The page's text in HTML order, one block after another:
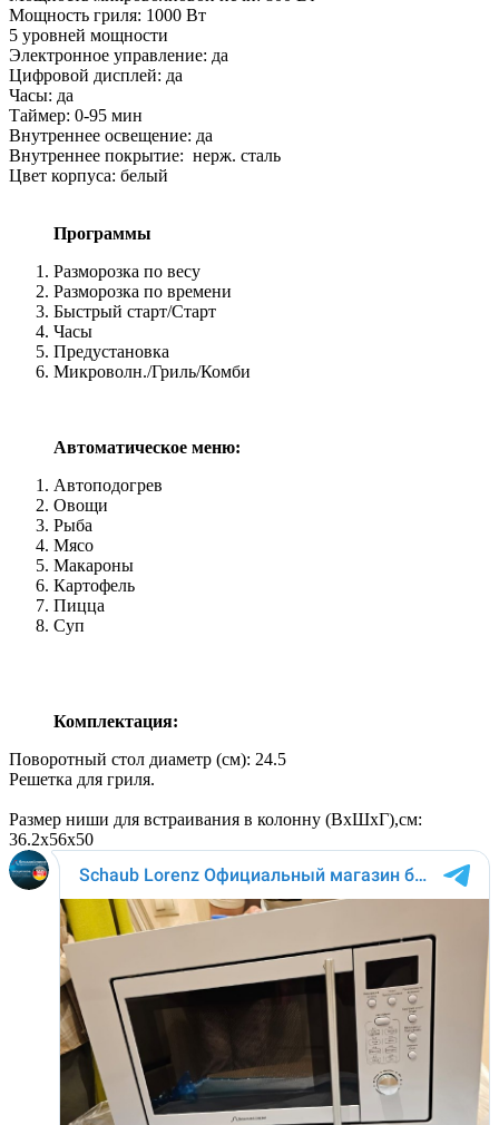
Мощность гриля: 1000 Вт
5 уровней мощности
Электронное управление: да
Цифровой дисплей: да
Часы: да
Таймер: 0-95 мин
Внутреннее освещение: да
Внутреннее покрытие: нерж. сталь
Цвет корпуса: белый
Программы
Разморозка по весу
Разморозка по времени
Быстрый старт/Старт
Часы
Предустановка
Микроволн./Гриль/Комби
Автоматическое меню:
Автоподогрев
Овощи
Рыба
Мясо
Макароны
Картофель
Пицца
Суп
Комплектация:
Поворотный стол диаметр (см): 24.5
Решетка для гриля.
Размер ниши для встраивания в колонну (ВхШхГ),см:
36.2x56x50